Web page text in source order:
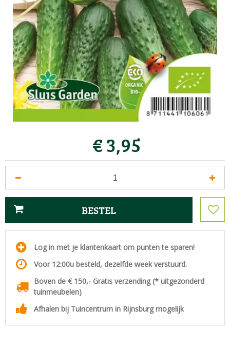
€3,95
Log in met je klantenkaart om punten te sparen!
Voor 12:00u besteld, dezelfde week verstuurd.
Boven de € 150,- Gratis verzending (* uitgezonderd
tuinmeubelen)
Afhalen bij Tuincentrum in Rijnsburg mogelijk